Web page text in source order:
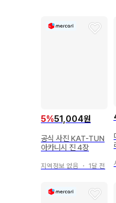
5%51,004원
공식 사진 KAT-TUN
아카니시 진 4장
지역정보 없음 ・ 1달 전